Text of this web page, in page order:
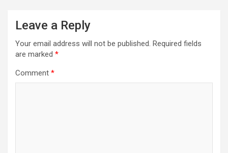
Leave a Reply
Your email address will not be published. Required fields
are marked *
Comment *